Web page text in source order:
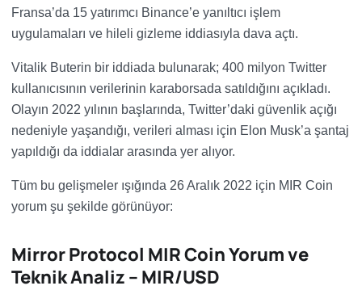
Fransa’da 15 yatırımcı Binance’e yanıltıcı işlem
uygulamaları ve hileli gizleme iddiasıyla dava açtı.
Vitalik Buterin bir iddiada bulunarak; 400 milyon Twitter
kullanıcısının verilerinin karaborsada satıldığını açıkladı.
Olayın 2022 yılının başlarında, Twitter’daki güvenlik açığı
nedeniyle yaşandığı, verileri alması için Elon Musk’a şantaj
yapıldığı da iddialar arasında yer alıyor.
Tüm bu gelişmeler ışığında 26 Aralık 2022 için MIR Coin
yorum şu şekilde görünüyor:
Mirror Protocol MIR Coin Yorum ve
Teknik Analiz – MIR/USD